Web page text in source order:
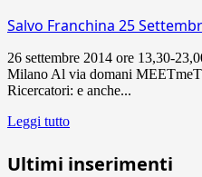
Salvo Franchina 25
26 settembre 2014 ore 13,30-
Milano Al via domani
Ricercatori: e anche...
Leggi tutto
Ultimi inserimenti